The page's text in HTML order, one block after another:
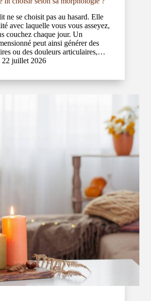
ne se choisit pas au hasard. Elle
avec laquelle vous vous asseyez,
couchez chaque jour. Un
peut ainsi générer des
ou des douleurs articulaires,…
22 juillet 2026